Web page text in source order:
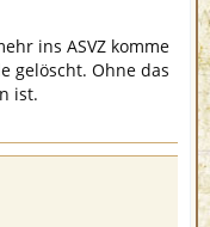
ins ASVZ komme
gelöscht. Ohne das
ist.